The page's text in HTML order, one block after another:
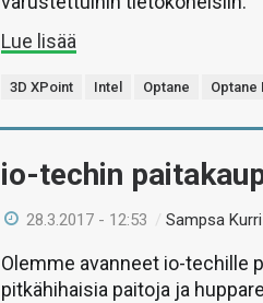
Lue lisää
3D XPoint Intel Optane Optane
io-techin
28.3.2017 - 12:53 /Sampsa Kurri
Olemme avanneet io-techille
pitkähihaisia paitoja ja